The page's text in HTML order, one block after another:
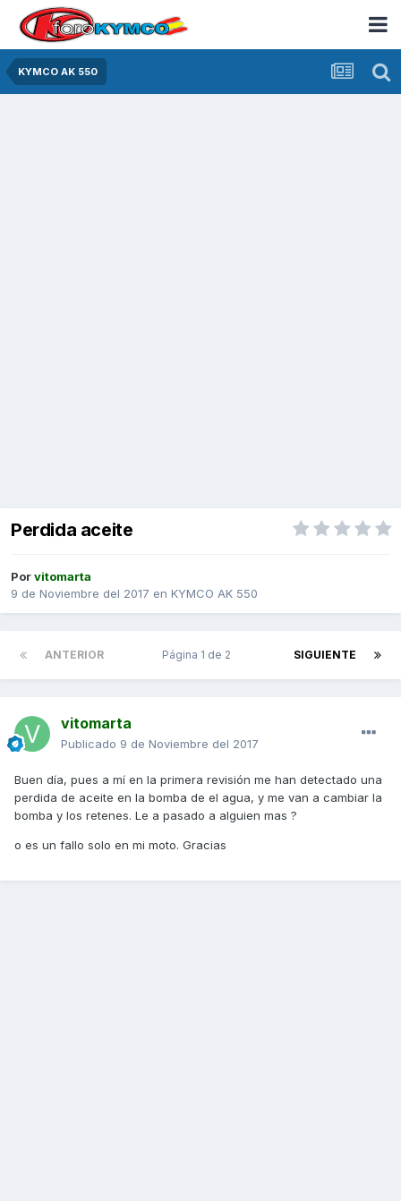
KYMCO AK 550
Perdida aceite
Porvitomarta
9 de Noviembre del 2017 en KYMCO AK 550
ANTERIOR SIGUIENTE
Página 1 de 2
vitomarta
Publicado 9 de Noviembre del 2017
Buen día, pues a mí en la primera revisión me han detectado una
perdida de aceite en la bomba de el agua, y me van a cambiar la
bomba y los retenes. Le a pasado a alguien mas ?
o es un fallo solo en mi moto. Gracias